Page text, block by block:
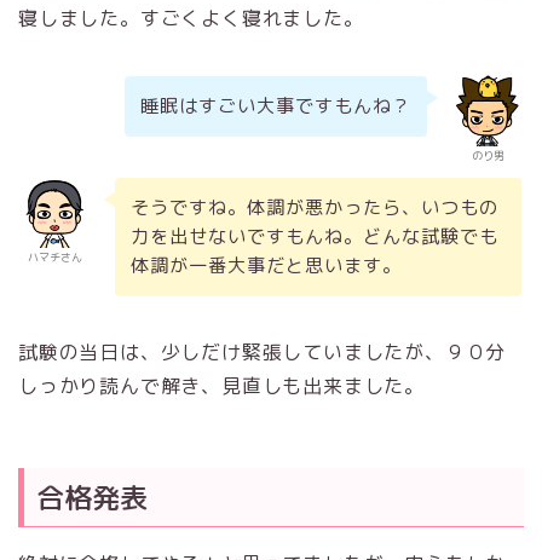
寝しました。すごくよく寝れました。
のり男
睡眠はすごい大事ですもんね？
ハマチさん
そうですね。体調が悪かったら、いつもの
力を出せないですもんね。どんな試験でも
体調が一番大事だと思います。
試験の当日は、少しだけ緊張していましたが、９０分
しっかり読んで解き、見直しも出来ました。
合格発表